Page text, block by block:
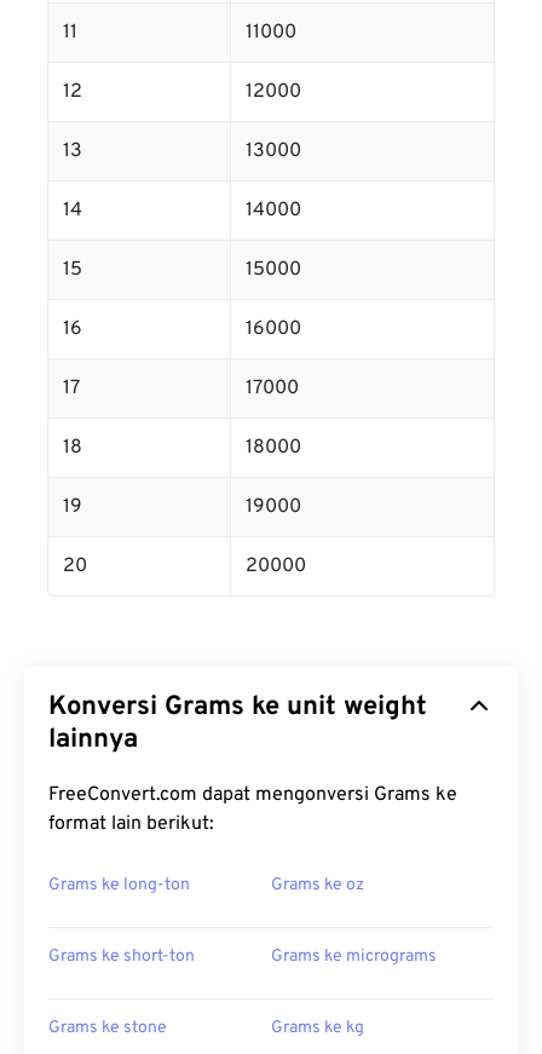
11 11000
12 12000
13 13000
14 14000
15 15000
16 16000
17 17000
18 18000
19 19000
20 20000
Konversi Grams ke unit weight
lainnya
FreeConvert.com dapat mengonversi Grams ke
format lain berikut:
Grams ke long-ton Grams ke oz
Grams ke short-ton Grams ke micrograms
Grams ke stone Grams ke kg